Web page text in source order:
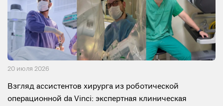
20 июля 2026
Взгляд ассистентов хирурга из роботической
операционной da Vinci: экспертная клиническая